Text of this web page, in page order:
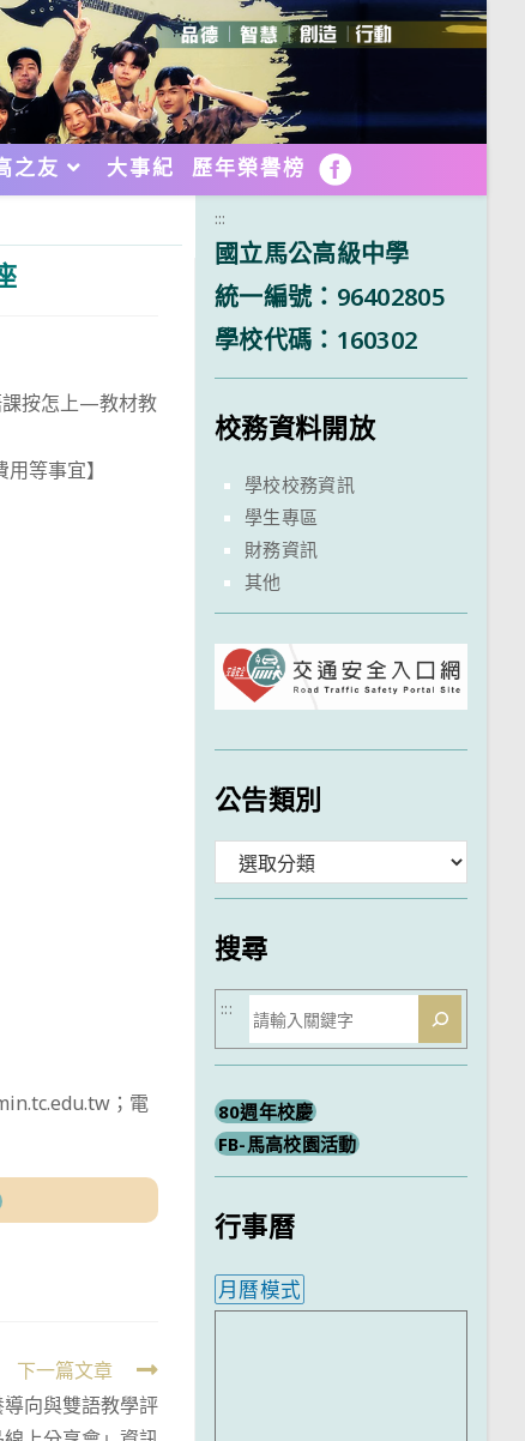
之友 大事紀 歷年榮譽榜 FB
課按怎上—教材教
等事宜】
；電
下一篇文章
向與雙語教學評
:::
國立馬公高級中學
統一編號：96402805
學校代碼：160302
校務資料開放
學校校務資訊
學生專區
財務資訊
其他
公告類別
類
搜尋
搜
尋
:::
80週年校慶
FB-馬高校園活動
行事曆
月曆模式